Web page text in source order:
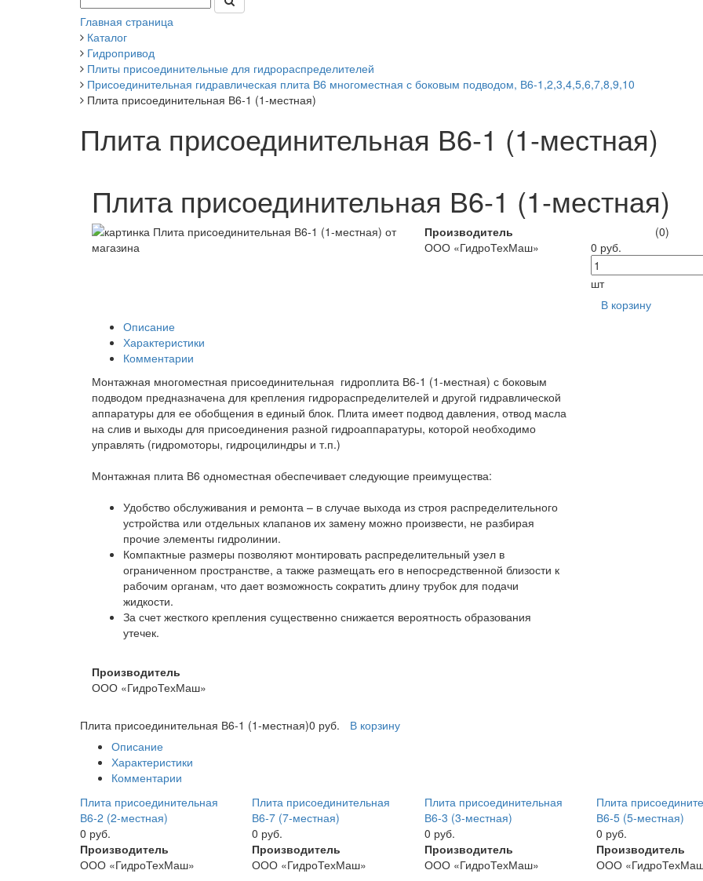
Главная страница
Каталог
Гидропривод
Плиты присоединительные для гидрораспределителей
Присоединительная гидравлическая плита В6 многоместная с боковым подводом, В6-1,2,3,4,5,6,7,8,9,10
Плита присоединительная В6-1 (1-местная)
Плита присоединительная В6-1 (1-местная)
Плита присоединительная В6-1 (1-местная)
Производитель
ООО «ГидроТехМаш»
(0)
0 руб.
шт
В корзину
Описание
Характеристики
Комментарии
Монтажная многоместная присоединительная гидроплита В6-1 (1-местная) с боковым
подводом предназначена для крепления гидрораспределителей и другой гидравлической
аппаратуры для ее обобщения в единый блок. Плита имеет подвод давления, отвод масла
на слив и выходы для присоединения разной гидроаппаратуры, которой необходимо
управлять (гидромоторы, гидроцилиндры и т.п.)
Монтажная плита В6 одноместная обеспечивает следующие преимущества:
Удобство обслуживания и ремонта – в случае выхода из строя распределительного
устройства или отдельных клапанов их замену можно произвести, не разбирая
прочие элементы гидролинии.
Компактные размеры позволяют монтировать распределительный узел в
ограниченном пространстве, а также размещать его в непосредственной близости к
рабочим органам, что дает возможность сократить длину трубок для подачи
жидкости.
За счет жесткого крепления существенно снижается вероятность образования
утечек.
Производитель
ООО «ГидроТехМаш»
Плита присоединительная В6-1 (1-местная)0 руб.
В корзину
Описание
Характеристики
Комментарии
Плита присоединительная
В6-2 (2-местная)
0 руб.
Производитель
ООО «ГидроТехМаш»
Плита присоединительная
В6-7 (7-местная)
0 руб.
Производитель
ООО «ГидроТехМаш»
Плита присоединительная
В6-3 (3-местная)
0 руб.
Производитель
ООО «ГидроТехМаш»
Плита
В6-5 (5-местная)
0 руб.
Производитель
ООО